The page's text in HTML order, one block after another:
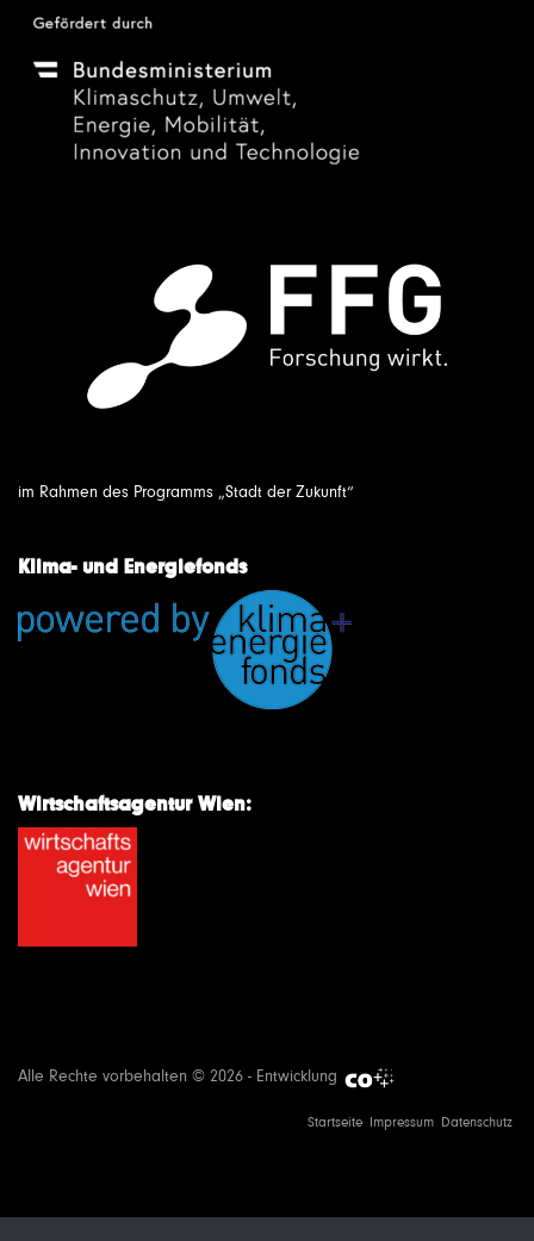
im Rahmen des Programms „Stadt der Zukunft“
Klima- und Energiefonds
Wirtschaftsagentur Wien:
Alle Rechte vorbehalten © 2026 - Entwicklung
Startseite Impressum Datenschutz